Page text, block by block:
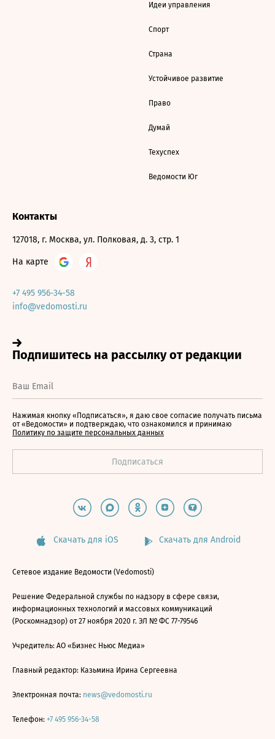
Идеи управления
Спорт
Страна
Устойчивое развитие
Право
Думай
Техуспех
Ведомости Юг
Контакты
127018, г. Москва, ул. Полковая, д. 3, стр. 1
На карте
+7 495 956-34-58
info@vedomosti.ru
Нажимая кнопку «Подписаться», я даю свое согласие получать письма
от «Ведомости» и подтверждаю, что ознакомился и принимаю
Политику по защите персональных данных
Скачать для iOS Скачать для Android
Сетевое издание Ведомости (Vedomosti)
Решение Федеральной службы по надзору в сфере связи,
информационных технологий и массовых коммуникаций
(Роскомнадзор) от 27 ноября 2020 г. ЭЛ № ФС 77-79546
Учредитель: АО «Бизнес Ньюс Медиа»
Главный редактор: Казьмина Ирина Сергеевна
Электронная почта: news@vedomosti.ru
Телефон: +7 495 956-34-58